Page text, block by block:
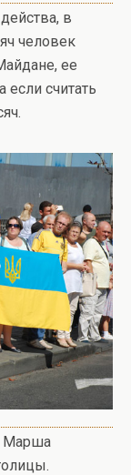
в
человек
ее
если считать
Марша